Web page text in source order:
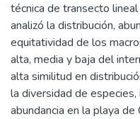
técnica de transecto
analizó la distribución,
equitatividad de los
alta, media y baja del
alta similitud en
la diversidad de
abundancia en la playa